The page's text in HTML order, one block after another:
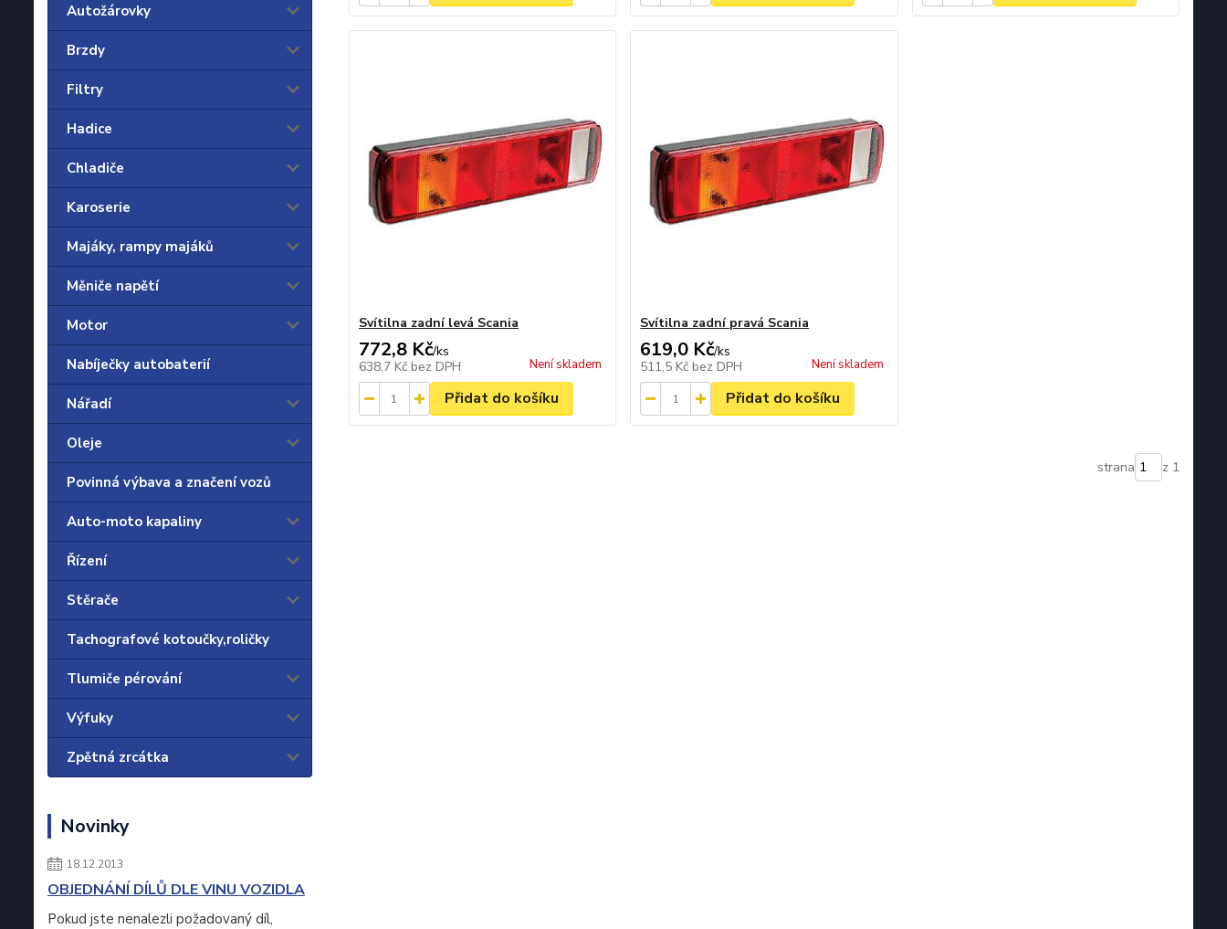
Autožárovky
Brzdy
Filtry
Hadice
Chladiče
Karoserie
Majáky, rampy majáků
Měniče napětí
Motor
Nabíječky autobaterií
Nářadí
Oleje
Povinná výbava a značení vozů
Auto-moto kapaliny
Řízení
Stěrače
Tachografové kotoučky,roličky
Tlumiče pérování
Výfuky
Zpětná zrcátka
Novinky
18.12.2013
OBJEDNÁNÍ DÍLŮ DLE VINU VOZIDLA
Pokud jste nenalezli požadovaný díl,
Svítilna zadní levá Scania
772,8 Kč/ks
638,7 Kč bez DPH Není skladem
Přidat do košíku
Svítilna zadní pravá Scania
619,0 Kč/ks
511,5 Kč bez DPH Není skladem
Přidat do košíku
strana z 1